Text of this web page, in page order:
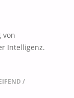
von
Intelligenz.
/